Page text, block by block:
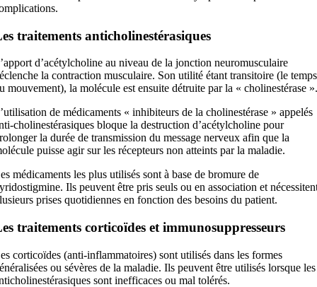
traitements anticholinestérasiques
d’acétylcholine au niveau de la jonction neuromusculaire
la contraction musculaire. Son utilité étant transitoire (le temps
mouvement), la molécule est ensuite détruite par la « cholinestérase ».
de médicaments « inhibiteurs de la cholinestérase » appelés
cholinestérasiques bloque la destruction d’acétylcholine pour
la durée de transmission du message nerveux afin que la
puisse agir sur les récepteurs non atteints par la maladie.
médicaments les plus utilisés sont à base de bromure de
Ils peuvent être pris seuls ou en association et
prises quotidiennes en fonction des besoins du patient.
traitements corticoïdes et immunosuppresseurs
corticoïdes (anti-inflammatoires) sont utilisés dans les formes
ou sévères de la maladie. Ils peuvent être utilisés lorsque les
sont inefficaces ou mal tolérés.